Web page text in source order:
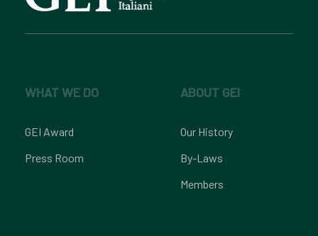
WHAT WE DO
GEI Award
Press Room
ABOUT GEI
Our History
By-Laws
Members